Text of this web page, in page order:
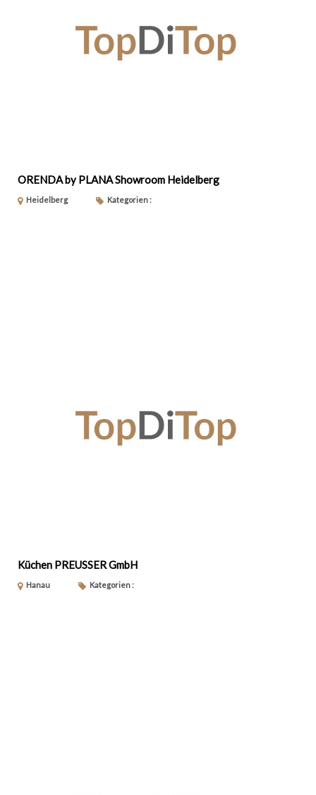
ORENDA by PLANA Showroom Heidelberg
Heidelberg Kategorien :
Küchen PREUSSER GmbH
Hanau Kategorien :